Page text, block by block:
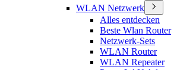
WLAN Netzwerk
Alles entdecken
Beste Wlan Router
Netzwerk-Sets
WLAN Router
WLAN Repeater